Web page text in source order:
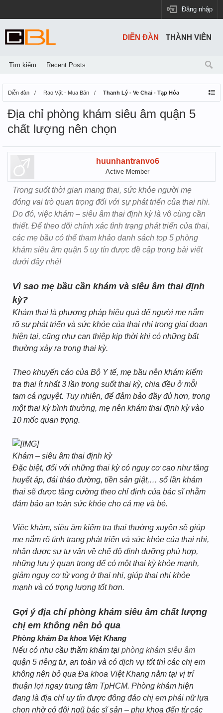
Đăng nhập
Diễn đàn Rao Vặt - Mua Bán Thanh Lý - Ve Chai - Tạp Hóa
Địa chỉ phòng khám siêu âm quận 5
chất lượng nên chọn
huunhantranvo6
Active Member
Trong suốt thời gian mang thai, sức khỏe người mẹ
đóng vai trò quan trọng đối với sự phát triển của thai nhi.
Do đó, việc khám – siêu âm thai định kỳ là vô cùng cần
thiết. Để theo dõi chính xác tình trạng phát triển của thai,
các mẹ bầu có thể tham khảo danh sách top 5 phòng
khám siêu âm quận 5 uy tín được đề cập trong bài viết
dưới đây nhé!
Vì sao mẹ bầu cần khám và siêu âm thai định
kỳ?
Khám thai là phương pháp hiệu quả để người mẹ nắm
rõ sự phát triển và sức khỏe của thai nhi trong giai đoạn
hiện tại, cũng như can thiệp kịp thời khi có những bất
thường xảy ra trong thai kỳ.
Theo khuyến cáo của Bộ Y tế, mẹ bầu nên khám kiểm
tra thai ít nhất 3 lần trong suốt thai kỳ, chia đều ở mỗi
tam cá nguyệt. Tuy nhiên, để đảm bảo đầy đủ hơn, trong
một thai kỳ bình thường, mẹ nên khám thai định kỳ vào
10 mốc quan trọng.
Khám – siêu âm thai định kỳ
Đặc biệt, đối với những thai kỳ có nguy cơ cao như tăng
huyết áp, đái tháo đường, tiền sản giật,… số lần khám
thai sẽ được tăng cường theo chỉ định của bác sĩ nhằm
đảm bảo an toàn sức khỏe cho cả mẹ và bé.
Việc khám, siêu âm kiểm tra thai thường xuyên sẽ giúp
mẹ nắm rõ tình trạng phát triển và sức khỏe của thai nhi,
nhận được sự tư vấn về chế độ dinh dưỡng phù hợp,
những lưu ý quan trọng để có một thai kỳ khỏe mạnh,
giảm nguy cơ tử vong ở thai nhi, giúp thai nhi khỏe
mạnh và có trọng lượng tốt hơn.
Gợi ý địa chỉ phòng khám siêu âm chất lượng
chị em không nên bỏ qua
Phòng khám Đa khoa Việt Khang
Nếu có nhu cầu thăm khám tại phòng khám siêu âm
quận 5 riêng tư, an toàn và có dịch vụ tốt thì các chị em
không nên bỏ qua Đa khoa Việt Khang nằm tại vị trí
thuận lợi ngay trung tâm TpHCM. Phòng khám hiện
đang là địa chỉ uy tín được đông đảo chị em phái nữ lựa
chọn nhờ có đội ngũ bác sĩ sản – phụ khoa đến từ các
DIỄN ĐÀN
Tìm kiếm Recent Posts
THÀNH VIÊN